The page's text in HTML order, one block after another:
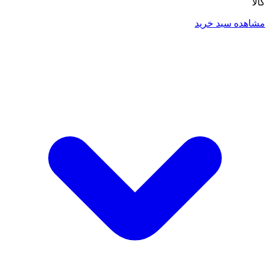
کالا
مشاهده سبد خرید